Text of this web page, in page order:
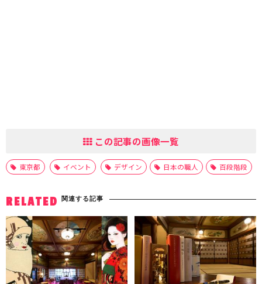
この記事の画像一覧
東京都 イベント デザイン 日本の職人 百段階段
RELATED 関連する記事